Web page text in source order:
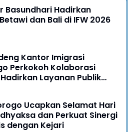
Basundhari Hadirkan
dan Bali di IFW 2026
Kantor Imigrasi
Perkokoh Kolaborasi
Layanan Publik
Ucapkan Selamat Hari
dan Perkuat Sinergi
dengan Kejari